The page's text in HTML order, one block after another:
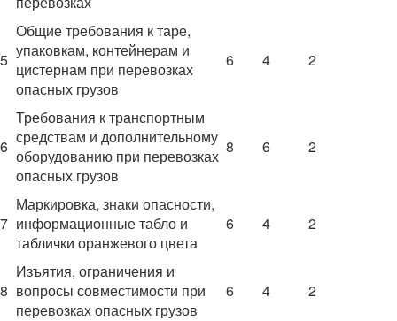
5
Общие требования к таре,
упаковкам, контейнерам и
цистернам при перевозках
опасных грузов
6 4 2
6
Требования к транспортным
средствам и дополнительному
оборудованию при перевозках
опасных грузов
8 6 2
7
Маркировка, знаки опасности,
информационные табло и
таблички оранжевого цвета
6 4 2
8
Изъятия, ограничения и
вопросы совместимости при
перевозках опасных грузов
6 4 2